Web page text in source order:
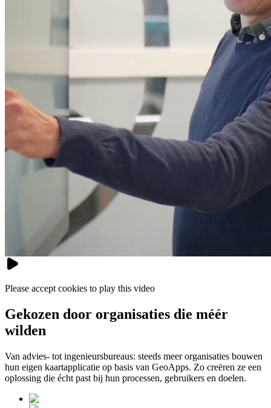
Please accept cookies to play this video
Gekozen door organisaties die méér
wilden
Van advies- tot ingenieursbureaus: steeds meer organisaties bouwen
hun eigen kaartapplicatie op basis van GeoApps. Zo creëren ze een
oplossing die écht past bij hun processen, gebruikers en doelen.